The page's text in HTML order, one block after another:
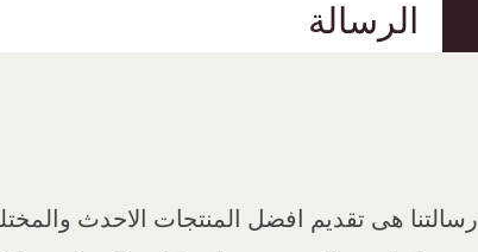
الرسالة
رسالتنا هى تقديم افضل المنتجات الاحدث